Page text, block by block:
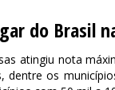
do Brasil
atingiu nota
dentre os